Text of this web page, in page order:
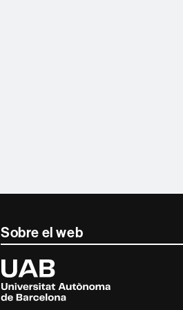
Sobre el web
Universitat
Autònoma
de
Barcelona